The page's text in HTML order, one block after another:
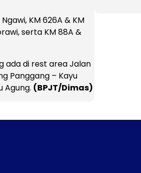
KM 626A & KM
serta KM 88A &
ada di rest area Jalan
Panggang – Kayu
Agung. (BPJT/Dimas)